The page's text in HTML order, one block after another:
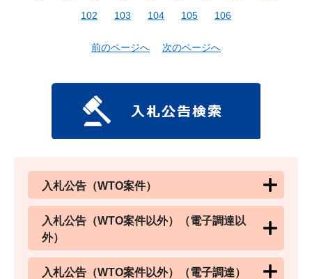
102
103 104 105 106
前のページへ 次のページへ
入札公告（WTO案件）
入札公告（WTO案件以外）（電子調達以
外）
入札公告（WTO案件以外）（電子調達）